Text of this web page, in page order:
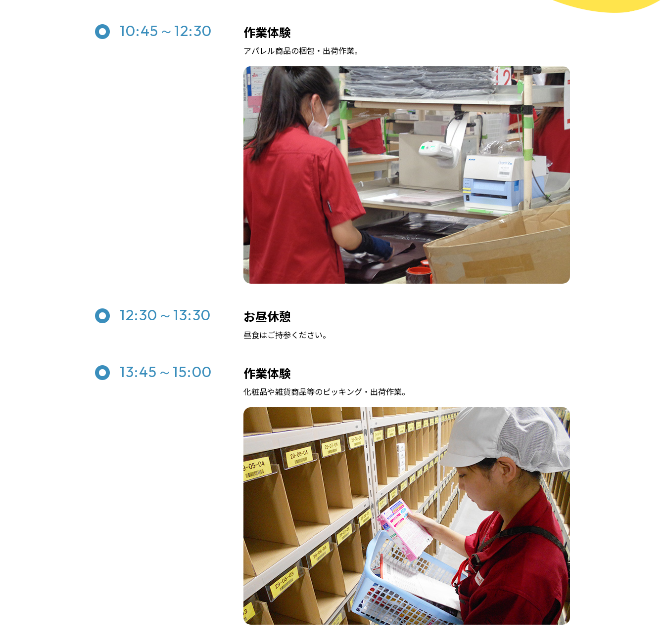
10:45～12:30 作業体験
アパレル商品の梱包・出荷作業。
12:30～13:30 お昼休憩
昼食はご持参ください。
13:45～15:00 作業体験
化粧品や雑貨商品等のピッキング・出荷作業。